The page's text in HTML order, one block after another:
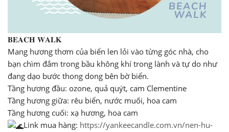
𝐁𝐄𝐀𝐂𝐇 𝐖𝐀𝐋𝐊
Mang hương thơm của biển len lỏi vào từng góc nhà, cho
bạn chìm đắm trong bầu không khí trong lành và tự do như
đang dạo bước thong dong bên bờ biển.
Tầng hương đầu: ozone, quả quýt, cam Clementine
Tầng hương giữa: rêu biển, nước muối, hoa cam
Tầng hương cuối: xạ hương, hoa cam
Link mua hàng: https://yankeecandle.com.vn/nen-hu-